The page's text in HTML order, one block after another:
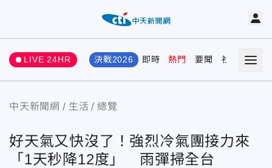
LIVE 24HR 決戰2026 即時 熱門 要聞 社會 娛樂
中天新聞網 生活 總覽
好天氣又快沒了！強烈冷氣團接力來
「1天秒降12度」 雨彈掃全台